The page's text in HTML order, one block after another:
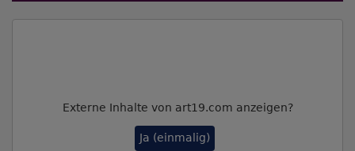
Externe Inhalte von art19.com anzeigen?
Ja (einmalig)